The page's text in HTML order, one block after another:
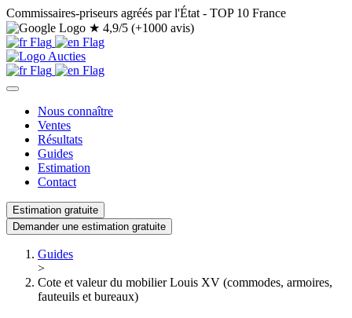
Commissaires-priseurs agréés par l'État - TOP 10 France
★ 4,9/5 (+1000 avis)
Nous connaître
Ventes
Résultats
Guides
Estimation
Contact
Estimation gratuite
Demander une estimation gratuite
Guides
>
Cote et valeur du mobilier Louis XV (commodes, armoires,
fauteuils et bureaux)